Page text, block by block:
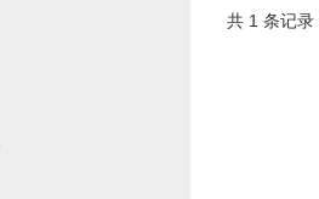
共 1 条记